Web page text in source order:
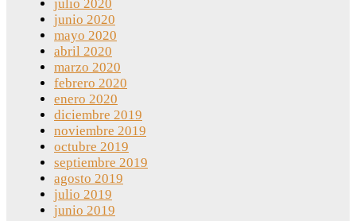
julio 2020
junio 2020
mayo 2020
abril 2020
marzo 2020
febrero 2020
enero 2020
diciembre 2019
noviembre 2019
octubre 2019
septiembre 2019
agosto 2019
julio 2019
junio 2019